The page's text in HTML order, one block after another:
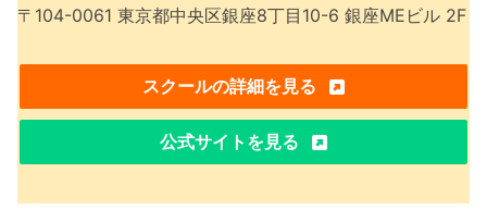
〒104-0061 東京都中央区銀座8丁目10-6 銀座MEビル 2F
スクールの詳細を見る
公式サイトを見る